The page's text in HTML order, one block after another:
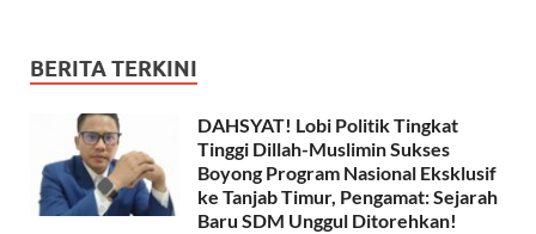
BERITA TERKINI
DAHSYAT! Lobi Politik Tingkat
Tinggi Dillah-Muslimin Sukses
Boyong Program Nasional Eksklusif
ke Tanjab Timur, Pengamat: Sejarah
Baru SDM Unggul Ditorehkan!